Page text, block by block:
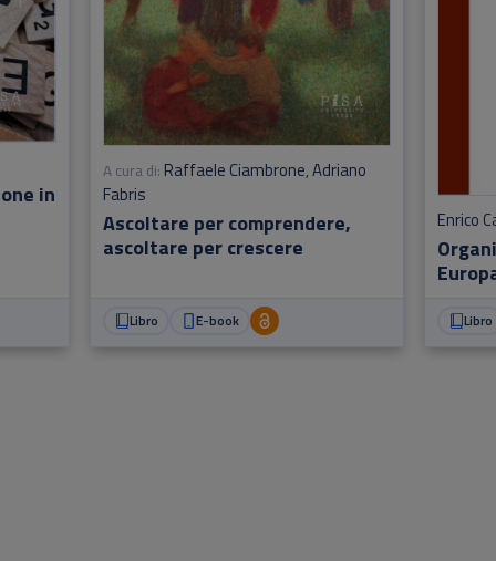
in
Ascoltare per comprendere,
ascoltare per crescere
A cura di: Raffaele Ciambrone,Adriano
Fabris
Libro E-book
Enrico
Libro